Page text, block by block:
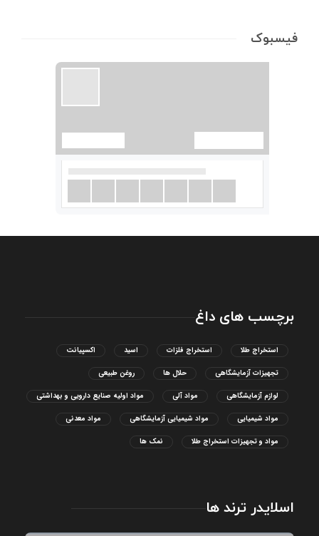
فیسبوک
برچسب های داغ
استخراج طلا استخراج فلزات اسید اکسپیانت
تجهیزات آزمایشگاهی حلال ها روغن طبیعی
لوازم آزمایشگاهی مواد آلی مواد اولیه صنایع دارویی و بهداشتی
مواد شیمیایی مواد شیمیایی آزمایشگاهی مواد معدنی
مواد و تجهیزات استخراج طلا نمک ها
اسلایدر ترند ها